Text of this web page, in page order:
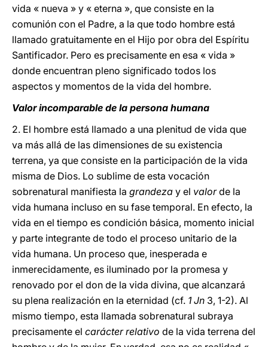
vida « nueva » y « eterna », que consiste en la
comunión con el Padre, a la que todo hombre está
llamado gratuitamente en el Hijo por obra del Espíritu
Santificador. Pero es precisamente en esa « vida »
donde encuentran pleno significado todos los
aspectos y momentos de la vida del hombre.
Valor incomparable de la persona humana
2. El hombre está llamado a una plenitud de vida que
va más allá de las dimensiones de su existencia
terrena, ya que consiste en la participación de la vida
misma de Dios. Lo sublime de esta vocación
sobrenatural manifiesta la grandeza y el valorde la
vida humana incluso en su fase temporal. En efecto, la
vida en el tiempo es condición básica, momento inicial
y parte integrante de todo el proceso unitario de la
vida humana. Un proceso que, inesperada e
inmerecidamente, es iluminado por la promesa y
renovado por el don de la vida divina, que alcanzará
su plena realización en la eternidad (cf. 1 Jn 3, 1-2). Al
mismo tiempo, esta llamada sobrenatural subraya
precisamente el carácter relativo de la vida terrena del